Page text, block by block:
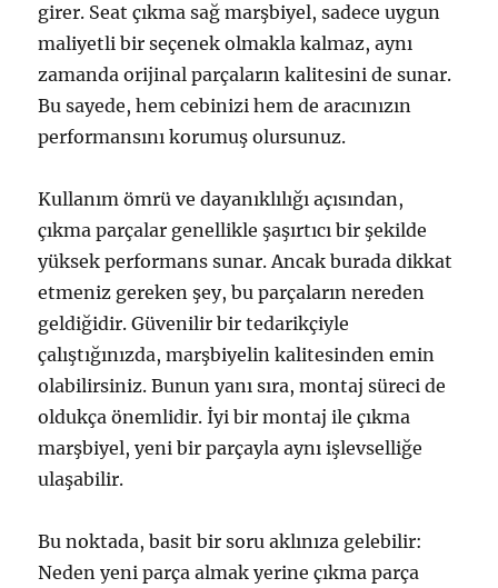
girer. Seat çıkma sağ marşbiyel, sadece uygun
maliyetli bir seçenek olmakla kalmaz, aynı
zamanda orijinal parçaların kalitesini de sunar.
Bu sayede, hem cebinizi hem de aracınızın
performansını korumuş olursunuz.
Kullanım ömrü ve dayanıklılığı açısından,
çıkma parçalar genellikle şaşırtıcı bir şekilde
yüksek performans sunar. Ancak burada dikkat
etmeniz gereken şey, bu parçaların nereden
geldiğidir. Güvenilir bir tedarikçiyle
çalıştığınızda, marşbiyelin kalitesinden emin
olabilirsiniz. Bunun yanı sıra, montaj süreci de
oldukça önemlidir. İyi bir montaj ile çıkma
marşbiyel, yeni bir parçayla aynı işlevselliğe
ulaşabilir.
Bu noktada, basit bir soru aklınıza gelebilir:
Neden yeni parça almak yerine çıkma parça